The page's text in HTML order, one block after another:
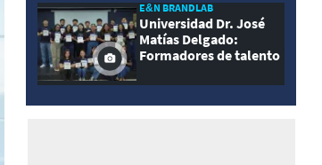
E&N BRANDLAB
Universidad Dr. José
Matías Delgado:
Formadores de talento